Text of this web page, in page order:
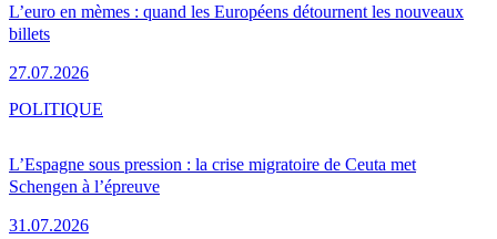
L’euro en mèmes : quand les Européens détournent les nouveaux
billets
27.07.2026
L’Espagne sous pression : la crise migratoire de Ceuta met
Schengen à l’épreuve
31.07.2026
POLITIQUE